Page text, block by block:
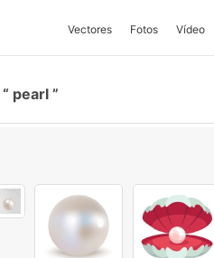
Vectores Fotos Vídeo
pearl